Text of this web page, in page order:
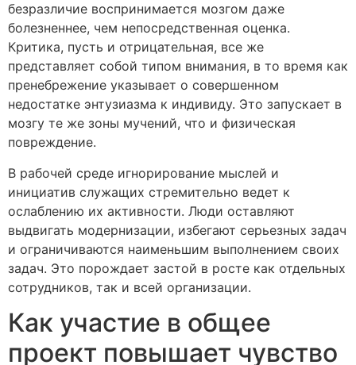
безразличие воспринимается мозгом даже
болезненнее, чем непосредственная оценка.
Критика, пусть и отрицательная, все же
представляет собой типом внимания, в то время как
пренебрежение указывает о совершенном
недостатке энтузиазма к индивиду. Это запускает в
мозгу те же зоны мучений, что и физическая
повреждение.
В рабочей среде игнорирование мыслей и
инициатив служащих стремительно ведет к
ослаблению их активности. Люди оставляют
выдвигать модернизации, избегают серьезных задач
и ограничиваются наименьшим выполнением своих
задач. Это порождает застой в росте как отдельных
сотрудников, так и всей организации.
Как участие в общее
проект повышает чувство